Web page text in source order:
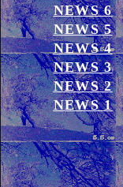
NEWS 6
NEWS 5
NEWS 4
NEWS 3
NEWS 2
NEWS 1